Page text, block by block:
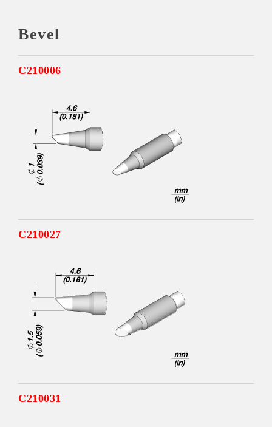
Bevel
C210006
C210027
C210031